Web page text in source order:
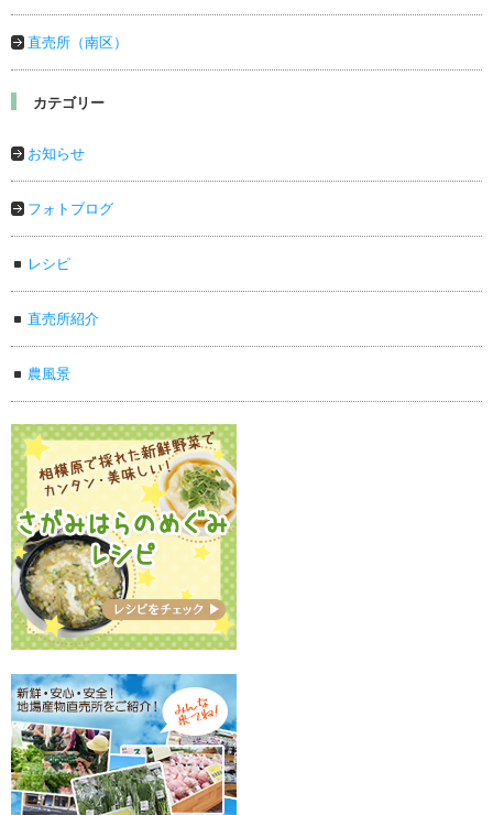
直売所（南区）
カテゴリー
お知らせ
フォトブログ
レシピ
直売所紹介
農風景